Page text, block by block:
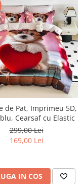
de Pat, Imprimeu 5D,
Cearsaf cu Elastic
299,00 Lei
169,00 Lei
IN COS